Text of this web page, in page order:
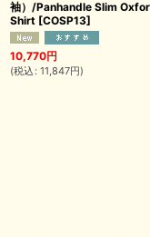
袖）/Panhandle Slim
Shirt [COSP13]
10,770円
(税込 : 11,847円)